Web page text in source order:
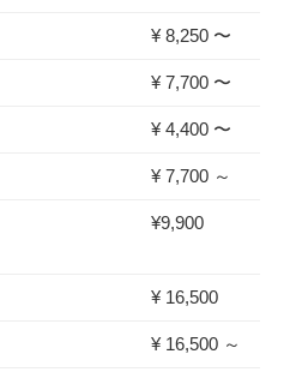
¥ 8,250 〜
¥ 7,700 〜
¥ 4,400 〜
¥ 7,700 ～
¥9,900
¥ 16,500
¥ 16,500 ～